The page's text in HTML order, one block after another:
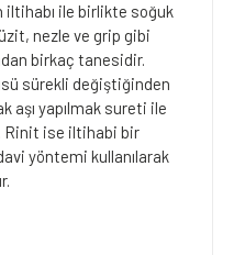
iltihabı ile birlikte soğuk
nezle ve grip gibi
birkaç tanesidir.
sürekli değiştiğinden
aşı yapılmak sureti ile
Rinit ise iltihabi bir
yöntemi kullanılarak